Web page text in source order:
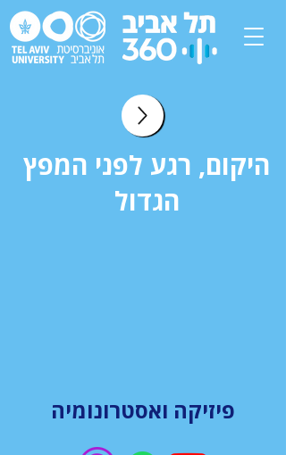
היקום, רגע לפני המפץ
הגדול
פיזיקה ואסטרונומיה